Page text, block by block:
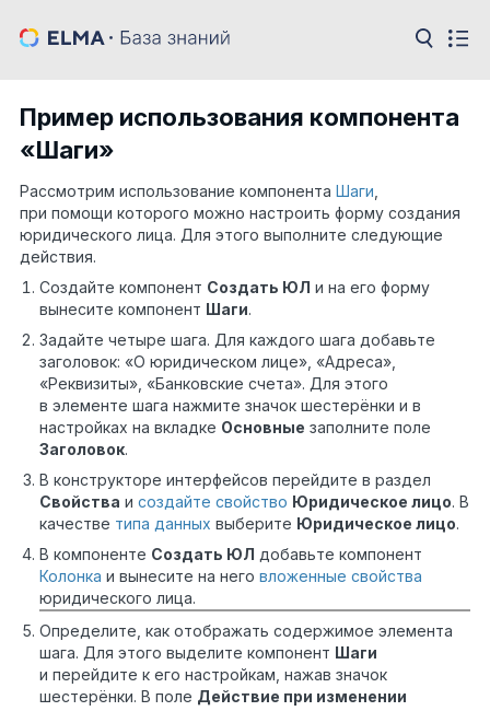
Пример использования компонента
«Шаги»
Рассмотрим использование компонента Шаги
при помощи которого можно настроить форму создания
юридического лица. Для этого выполните следующие
действия.
Создайте компонент Создать ЮЛ и на его форму
вынесите компонент Шаги.
Задайте четыре шага. Для каждого шага добавьте
заголовок: «О юридическом лице», «Адреса»,
«Реквизиты», «Банковские счета». Для этого
в элементе шага нажмите значок шестерёнки и в
настройках на вкладке Основные заполните поле
Заголовок.
В конструкторе интерфейсов перейдите в раздел
Свойства и создайте свойство Юридическое лицо. В
качестве типа данных выберите Юридическое лицо.
В компоненте Создать ЮЛ добавьте компонент
Колонка и вынесите на него вложенные свойства
юридического лица.
Определите, как отображать содержимое элемента
шага. Для этого выделите компонент Шаги
и перейдите к его настройкам, нажав значок
шестерёнки. В поле Действие при изменении